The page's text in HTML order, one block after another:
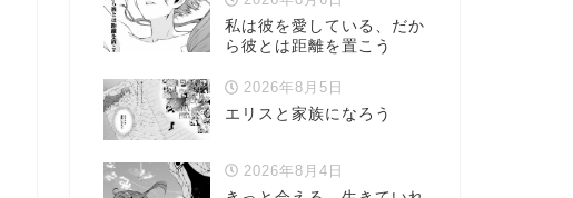
私は彼を愛している、だか
ら彼とは距離を置こう
2026年8月5日
エリスと家族になろう
2026年8月4日